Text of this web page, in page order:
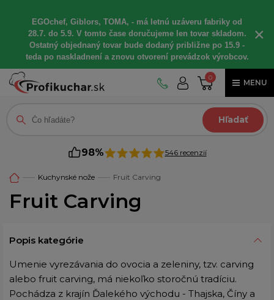
EGOchef, Giblors, TOMA, - má letnú uzáveru fabriky od
28.7. do 5.9. V tomto čase doručujeme len tovar skladom.
Ostatný objednaný tovar bude dodaný približne po 15.9 -
teda po naskladnení a znovu otvorení prevádzok výrobcov.
×
0
MENU
Hľadať
98% 546 recenzií
Kuchynské nože Fruit Carving
Fruit Carving
Popis kategórie
Umenie vyrezávania do ovocia a zeleniny, tzv. carving
alebo fruit carving, má niekoľko storočnú tradíciu.
Pochádza z krajín Ďalekého východu - Thajska, Číny a